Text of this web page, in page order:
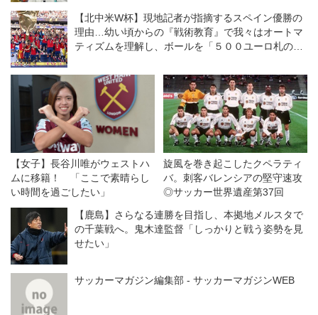
【北中米W杯】現地記者が指摘するスペイン優勝の
理由…幼い頃からの『戦術教育』で我々はオートマ
ティズムを理解し、ボールを「５００ユーロ札のよ
【女子】長谷川唯がウェストハ
ムに移籍！ 「ここで素晴らし
い時間を過ごしたい」
旋風を巻き起こしたクペラティ
バ。刺客バレンシアの堅守速攻
◎サッカー世界遺産第37回
【鹿島】さらなる連勝を目指し、本拠地メルスタで
の千葉戦へ。鬼木達監督「しっかりと戦う姿勢を見
せたい」
サッカーマガジン編集部 - サッカーマガジンWEB